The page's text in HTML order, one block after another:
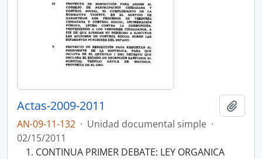
Actas-2009-2011
AN-09-11-132 · Unidad documental simple ·
02/15/2011
CONTINUA PRIMER DEBATE: LEY ORGANICA